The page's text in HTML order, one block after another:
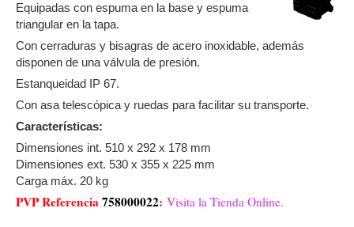
Equipadas con espuma en la base y espuma
triangular en la tapa.
Con cerraduras y bisagras de acero inoxidable, además
disponen de una válvula de presión.
Estanqueidad IP 67.
Con asa telescópica y ruedas para facilitar su transporte.
Características:
Dimensiones int. 510 x 292 x 178 mm
Dimensiones ext. 530 x 355 x 225 mm
Carga máx. 20 kg
PVP Referencia758000022: Visita la Tienda Online.